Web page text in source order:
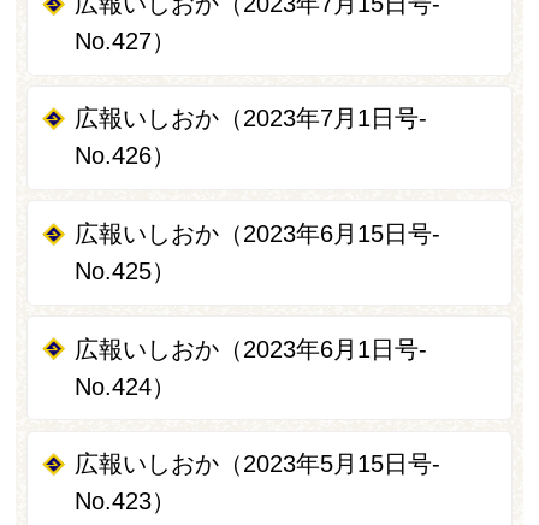
No.427）
広報いしおか（2023年7月1日号-
No.426）
広報いしおか（2023年6月15日号-
No.425）
広報いしおか（2023年6月1日号-
No.424）
広報いしおか（2023年5月15日号-
No.423）